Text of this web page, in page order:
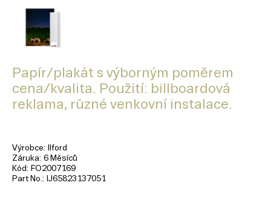
Papír/plakát s výborným poměrem
cena/kvalita. Použití: billboardová
reklama, různé venkovní instalace.
Výrobce
Ilford
Záruka 6 Měsíců
Kód
FO2007169
Part No.
IJ65823137051